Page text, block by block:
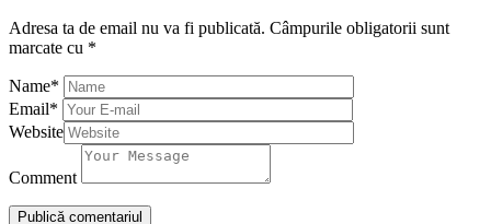
Adresa ta de email nu va fi publicată. Câmpurile obligatorii sunt
marcate cu *
Name*
Email*
Website
Comment